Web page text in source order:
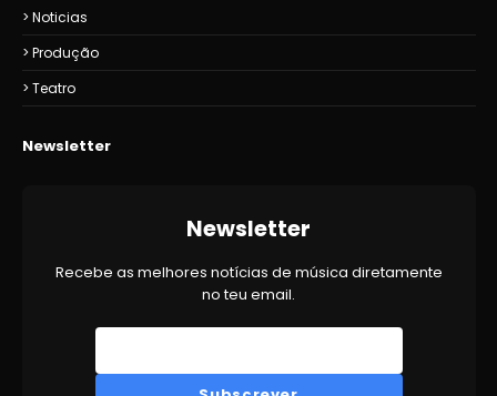
Noticias
Produção
Teatro
Newsletter
Newsletter
Recebe as melhores notícias de música diretamente
no teu email.